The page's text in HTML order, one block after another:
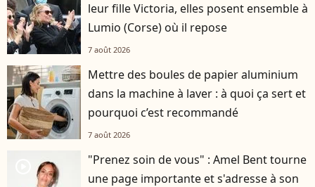
leur fille Victoria, elles posent ensemble à
Lumio (Corse) où il repose
7 août 2026
Mettre des boules de papier aluminium
dans la machine à laver : à quoi ça sert et
pourquoi c’est recommandé
7 août 2026
"Prenez soin de vous" : Amel Bent tourne
une page importante et s'adresse à son